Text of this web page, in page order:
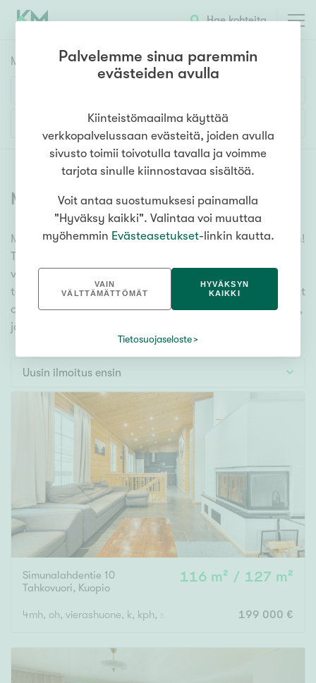
Hae kohteita
Myyntikohteet
1h 2h 3h 4h 5h+
Asuntotyyppi
Kerros-/luhtitalo
Rivitalo/paritalo
Omakoti-/erillistalo
Maa- tai metsätila
Vapaa-ajan asunto
Muut
000 000 €
Pinta-ala
Asuinpinta-ala Kokonaispinta-ala
m²
Lisää hakuehtoja
Myytävät asunnot (6357)
Meiltä löydät myytävät asunnot, oli tarpeesi mikä vain!
Tuhansien kohteiden ja satojen kiinteistönvälittäjien
verkostomme auttaa sinua kenties elämäsi
tärkeimmässä päätöksessä. Katso alta kaikki myytävät
asunnot. Hyödynnä myös kätevää hakutyökaluamme,
jonka avulla löydät omien toiveidesi mukaisen kodin.
Uusin ilmoitus ensin
Simunalahdentie 10
Tahkovuori, Kuopio
116 m² / 127 m²
4mh, oh, vierashuone, k, kph, s, 2 x erillinen wc, terassi/
199 000 €
Palvelemme sinua paremmin
evästeiden avulla
Kiinteistömaailma käyttää
verkkopalvelussaan evästeitä, joiden avulla
sivusto toimii toivotulla tavalla ja voimme
tarjota sinulle kiinnostavaa sisältöä.
Voit antaa suostumuksesi painamalla
"Hyväksy kaikki". Valintaa voi muuttaa
myöhemmin Evästeasetukset-linkin kautta.
VAIN
VÄLTTÄMÄTTÖMÄT
HYVÄKSYN
KAIKKI
Tietosuojaseloste